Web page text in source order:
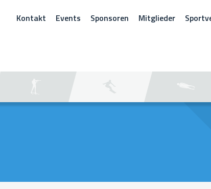
Kontakt Events Sponsoren Mitglieder